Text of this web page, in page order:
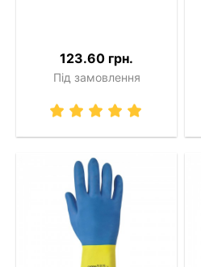
123.60 грн.
Під замовлення